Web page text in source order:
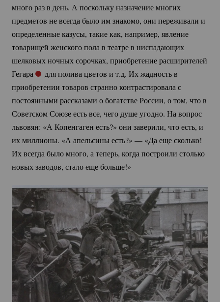
много раз в день. А поскольку назначение многих
предметов не всегда было им знакомо, они переживали и
определенные казусы, такие как, например, явление
товарищей женского пола в театре в ниспадающих
шелковых ночных сорочках, приобретение расширителей
Гегара
для полива цветов и т.д. Их жадность в
приобретении товаров странно контрастировала с
постоянными рассказами о богатстве России, о том, что в
Советском Союзе есть все, чего душе угодно. На вопрос
львовян: «А Копенгаген есть?» они заверили, что есть, и
их миллионы. «А апельсины есть?» — «Да еще сколько!
Их всегда было много, а теперь, когда построили столько
новых заводов, стало еще больше!»